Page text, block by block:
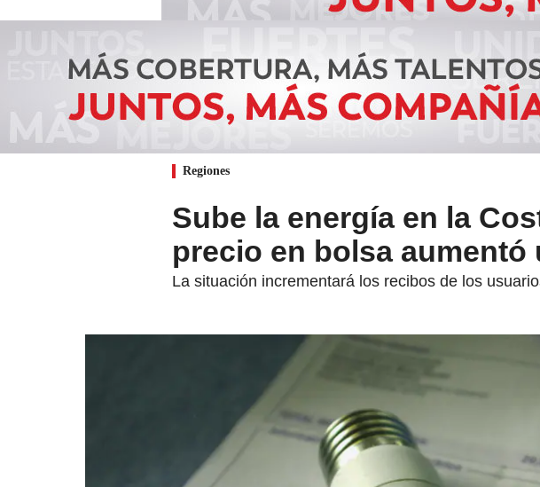
Regiones
Sube la energía en la
precio en bolsa aumentó
La situación incrementará los recibos de los